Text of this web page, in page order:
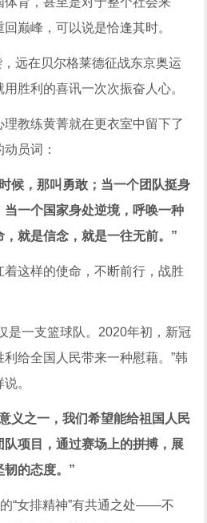
巅峰，可以说是恰逢其时。
远在贝尔格莱德征战东京奥运
胜利的喜讯一次次振奋人心。
教练黄菁就在更衣室中留下了
员词：
候，那叫勇敢；当一个团队挺身
一个国家身处逆境，呼唤一种
就是信念，就是一往无前。”
这样的使命，不断前行，战胜
是一支篮球队。2020年初，新冠
给全国人民带来一种慰藉。”韩
。
义之一，我们希望能给祖国人民
项目，通过赛场上的拼搏，展
韧的态度。”
的“女排精神”有共通之处——不